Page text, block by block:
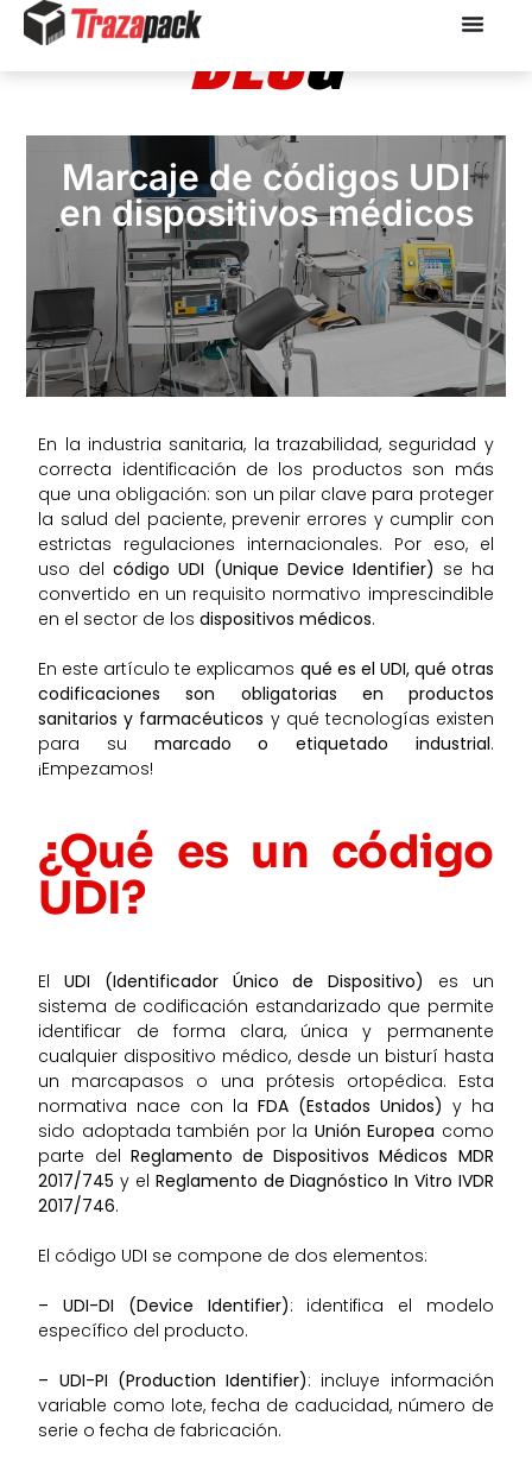
BLOG
Marcaje de códigos UDI
en dispositivos médicos
En la industria sanitaria, la trazabilidad, seguridad y
correcta identificación de los productos son más
que una obligación: son un pilar clave para proteger
la salud del paciente, prevenir errores y cumplir con
estrictas regulaciones internacionales. Por eso, el
uso delcódigo UDI (Unique Device Identifier) se ha
convertido en un requisito normativo imprescindible
en el sector de losdispositivos médicos.
En este artículo te explicamos qué es el UDI, qué otras
codificaciones son obligatorias en productos
sanitarios y farmacéuticos y qué tecnologías existen
para su marcado o etiquetado industrial.
¡Empezamos!
¿Qué es un código
UDI?
ElUDI (Identificador Único de Dispositivo)
es un
sistema de codificación estandarizado que permite
identificar de forma clara, única y permanente
cualquier dispositivo médico, desde un bisturí hasta
un marcapasos o una prótesis ortopédica. Esta
normativa nace con la FDA (Estados Unidos) y ha
sido adoptada también por la Unión Europea como
parte del Reglamento de Dispositivos Médicos MDR
2017/745 y el Reglamento de Diagnóstico In Vitro IVDR
2017/746.
El código UDI se compone de dos elementos:
– UDI-DI (Device Identifier): identifica el modelo
específico del producto.
– UDI-PI (Production Identifier): incluye información
variable como lote, fecha de caducidad, número de
serie o fecha de fabricación.